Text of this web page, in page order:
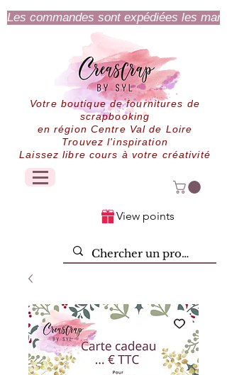
Les commandes sont expédiées les
Votre boutique de fournitures de
scrapbooking
en région Centre Val de Loire
Trouvez l'inspiration
Laissez libre cours à votre créativité
View points